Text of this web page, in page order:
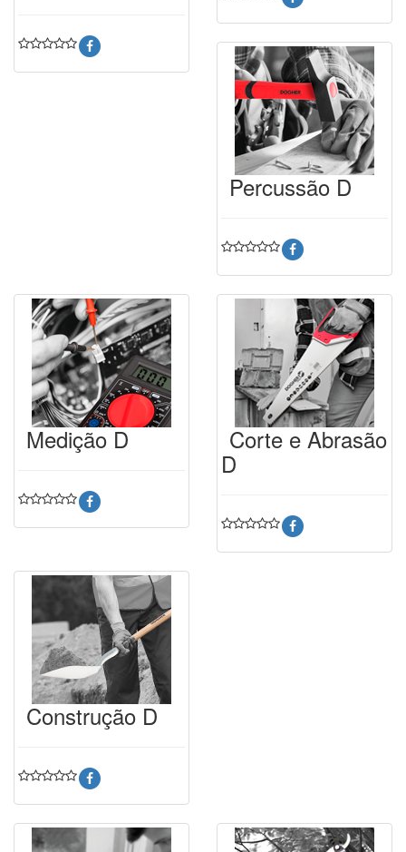
Percussão D
Medição D Corte e Abrasão
D
Construção D